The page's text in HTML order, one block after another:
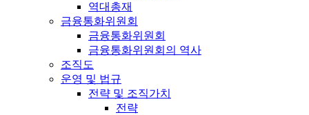
역대총재
금융통화위원회
금융통화위원회
금융통화위원회의 역사
조직도
운영 및 법규
전략 및 조직가치
전략